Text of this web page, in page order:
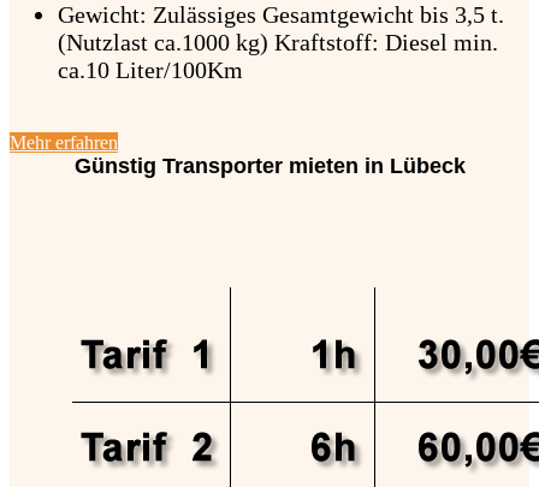
Gewicht: Zulässiges Gesamtgewicht bis 3,5 t.
(Nutzlast ca.1000 kg) Kraftstoff: Diesel min.
ca.10 Liter/100Km
Mehr erfahren
Günstig Transporter mieten in Lübeck